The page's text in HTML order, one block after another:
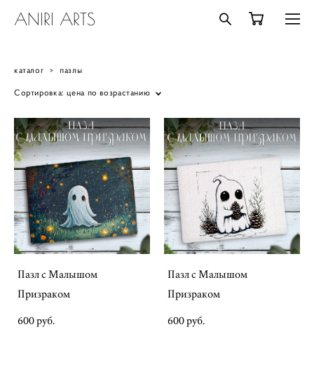
ANIRI ARTS
каталог > пазлы
Сортировка: цена по возрастанию
Пазл с Малышом
Призраком
600 pуб.
Пазл с Малышом
Призраком
600 pуб.